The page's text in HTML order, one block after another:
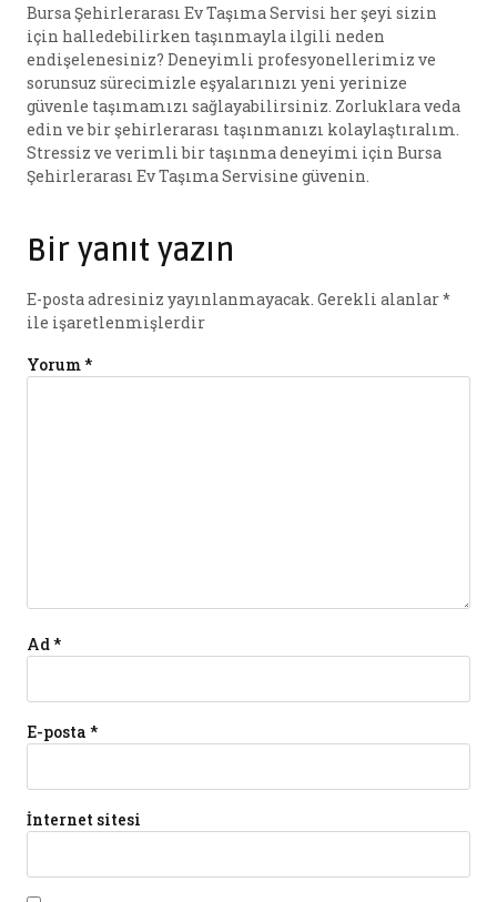
Bursa Şehirlerarası Ev Taşıma Servisi her şeyi sizin
için halledebilirken taşınmayla ilgili neden
endişelenesiniz? Deneyimli profesyonellerimiz ve
sorunsuz sürecimizle eşyalarınızı yeni yerinize
güvenle taşımamızı sağlayabilirsiniz. Zorluklara veda
edin ve bir şehirlerarası taşınmanızı kolaylaştıralım.
Stressiz ve verimli bir taşınma deneyimi için Bursa
Şehirlerarası Ev Taşıma Servisine güvenin.
Bir yanıt yazın
E-posta adresiniz yayınlanmayacak. Gerekli alanlar*
ile işaretlenmişlerdir
Yorum *
Ad*
E-posta *
İnternet sitesi